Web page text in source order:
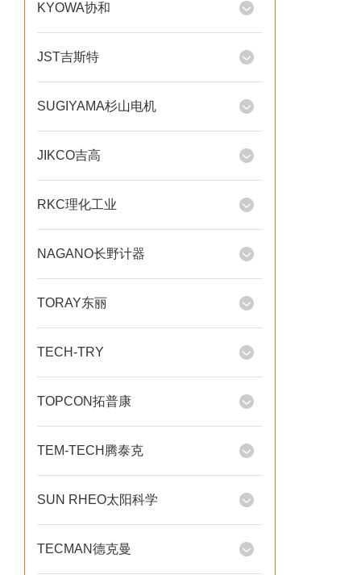
KYOWA协和
JST吉斯特
SUGIYAMA杉山电机
JIKCO吉高
RKC理化工业
NAGANO长野计器
TORAY东丽
TECH-TRY
TOPCON拓普康
TEM-TECH腾泰克
SUN RHEO太阳科学
TECMAN德克曼